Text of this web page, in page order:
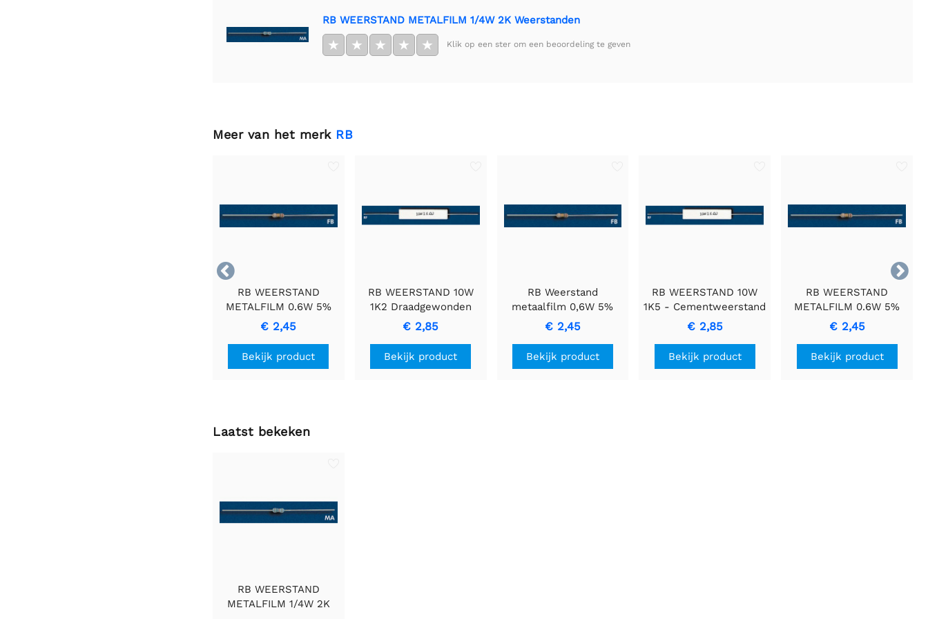
RB WEERSTAND METALFILM 1/4W 2K Weerstanden
★ ★ ★ ★ ★ Klik op een ster om een beoordeling te geven
Meer van het merk RB


RB WEERSTAND
METALFILM 0.6W 5%
2E2 - Duurzame
Precisieweerstand
€ 2,45
Bekijk product
RB WEERSTAND 10W
1K2 Draadgewonden
Cementweerstand met
Keramische Behuizing
€ 2,85
Bekijk product
RB Weerstand
metaalfilm 0,6W 5%
2E7
€ 2,45
Bekijk product
RB WEERSTAND 10W
1K5 - Cementweerstand
met Keramische
Behuizing
€ 2,85
Bekijk product
RB WEERSTAND
METALFILM 0.6W 5%
2K2 Resistor
€ 2,45
Bekijk product
Laatst bekeken
RB WEERSTAND
METALFILM 1/4W 2K